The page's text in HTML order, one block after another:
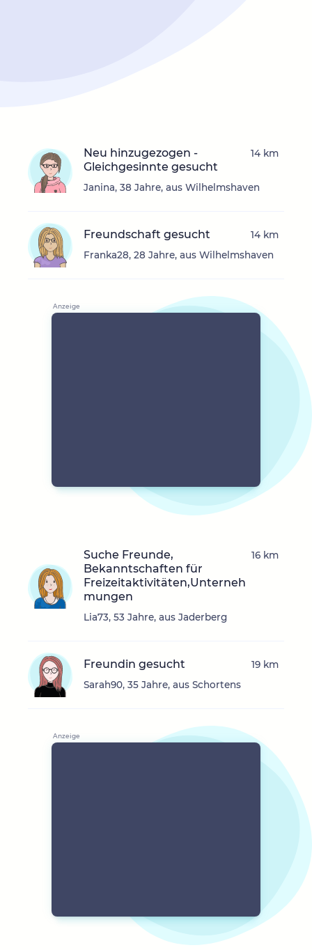
Neu hinzugezogen -
Gleichgesinnte gesucht
Janina, 38 Jahre, aus Wilhelmshaven
14 km
Freundschaft gesucht
Franka28, 28 Jahre, aus Wilhelmshaven
14 km
Suche Freunde,
Bekanntschaften für
Freizeitaktivitäten,Unterneh
mungen
Lia73, 53 Jahre, aus Jaderberg
16 km
Freundin gesucht
Sarah90, 35 Jahre, aus Schortens
19 km